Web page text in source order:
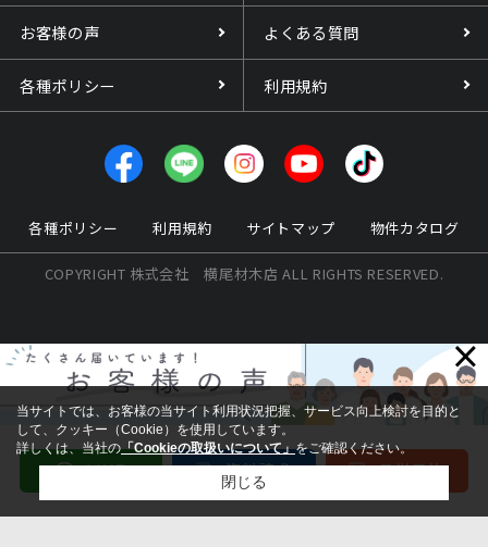
お客様の声 よくある質問
各種ポリシー 利用規約
各種ポリシー 利用規約 サイトマップ 物件カタログ
COPYRIGHT 株式会社 横尾材木店 ALL RIGHTS RESERVED.
×
当サイトでは、お客様の当サイト利用状況把握、サービス向上検討を目的と
して、クッキー（Cookie）を使用しています。
詳しくは、当社の「Cookieの取扱いについて」をご確認ください。
閉じる